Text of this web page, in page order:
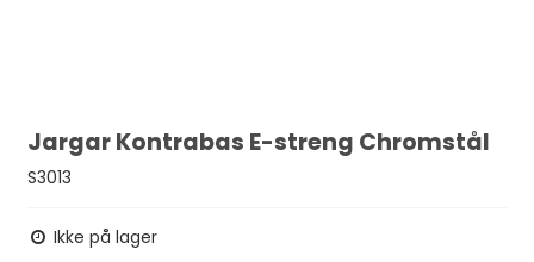
Jargar Kontrabas E-streng Chromstål
S3013
Ikke på lager